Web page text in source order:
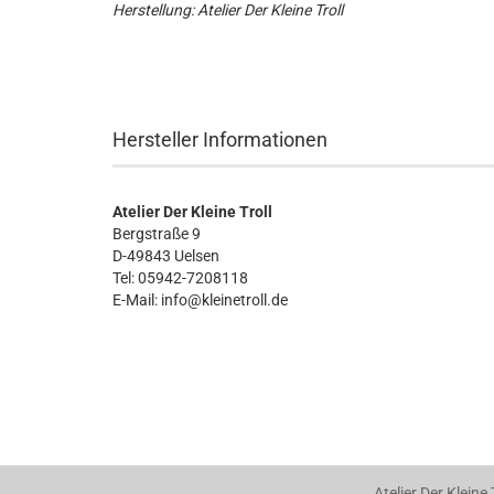
Herstellung: Atelier Der Kleine Troll
Hersteller Informationen
Atelier Der Kleine Troll
Bergstraße 9
D-49843 Uelsen
Tel: 05942-7208118
E-Mail: info@kleinetroll.de